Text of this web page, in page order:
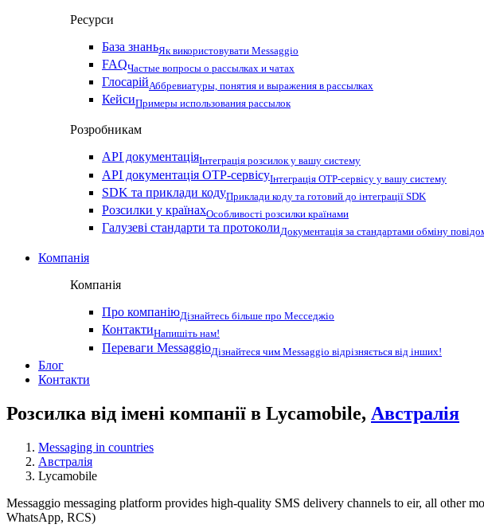
Ресурси
База знаньЯк використовувати Messaggio
FAQЧастые вопросы о рассылках и чатах
ГлосарійАббревиатуры, понятия и выражения в рассылках
КейсиПримеры использования рассылок
Розробникам
API документаціяІнтеграція розсилок у вашу систему
API документація OTP-сервісуІнтеграція OTP-сервісу у вашу систему
SDK та приклади кодуПриклади коду та готовий до інтеграції SDK
Розсилки у країнахОсобливості розсилки країнами
Галузеві стандарти та протоколиДокументація за стандартами обміну
Компанія
Компанія
Про компаніюДізнайтесь більше про Месседжіо
КонтактиНапишіть нам!
Переваги MessaggioДізнайтеся чим Messaggio відрізняється від інших!
Блог
Контакти
Розсилка від імені компанії в Lycamobile, Австралія
Messaging in countries
Австралія
Lycamobile
Messaggio messaging platform provides high-quality SMS delivery channels to eir, all other
WhatsApp, RCS)